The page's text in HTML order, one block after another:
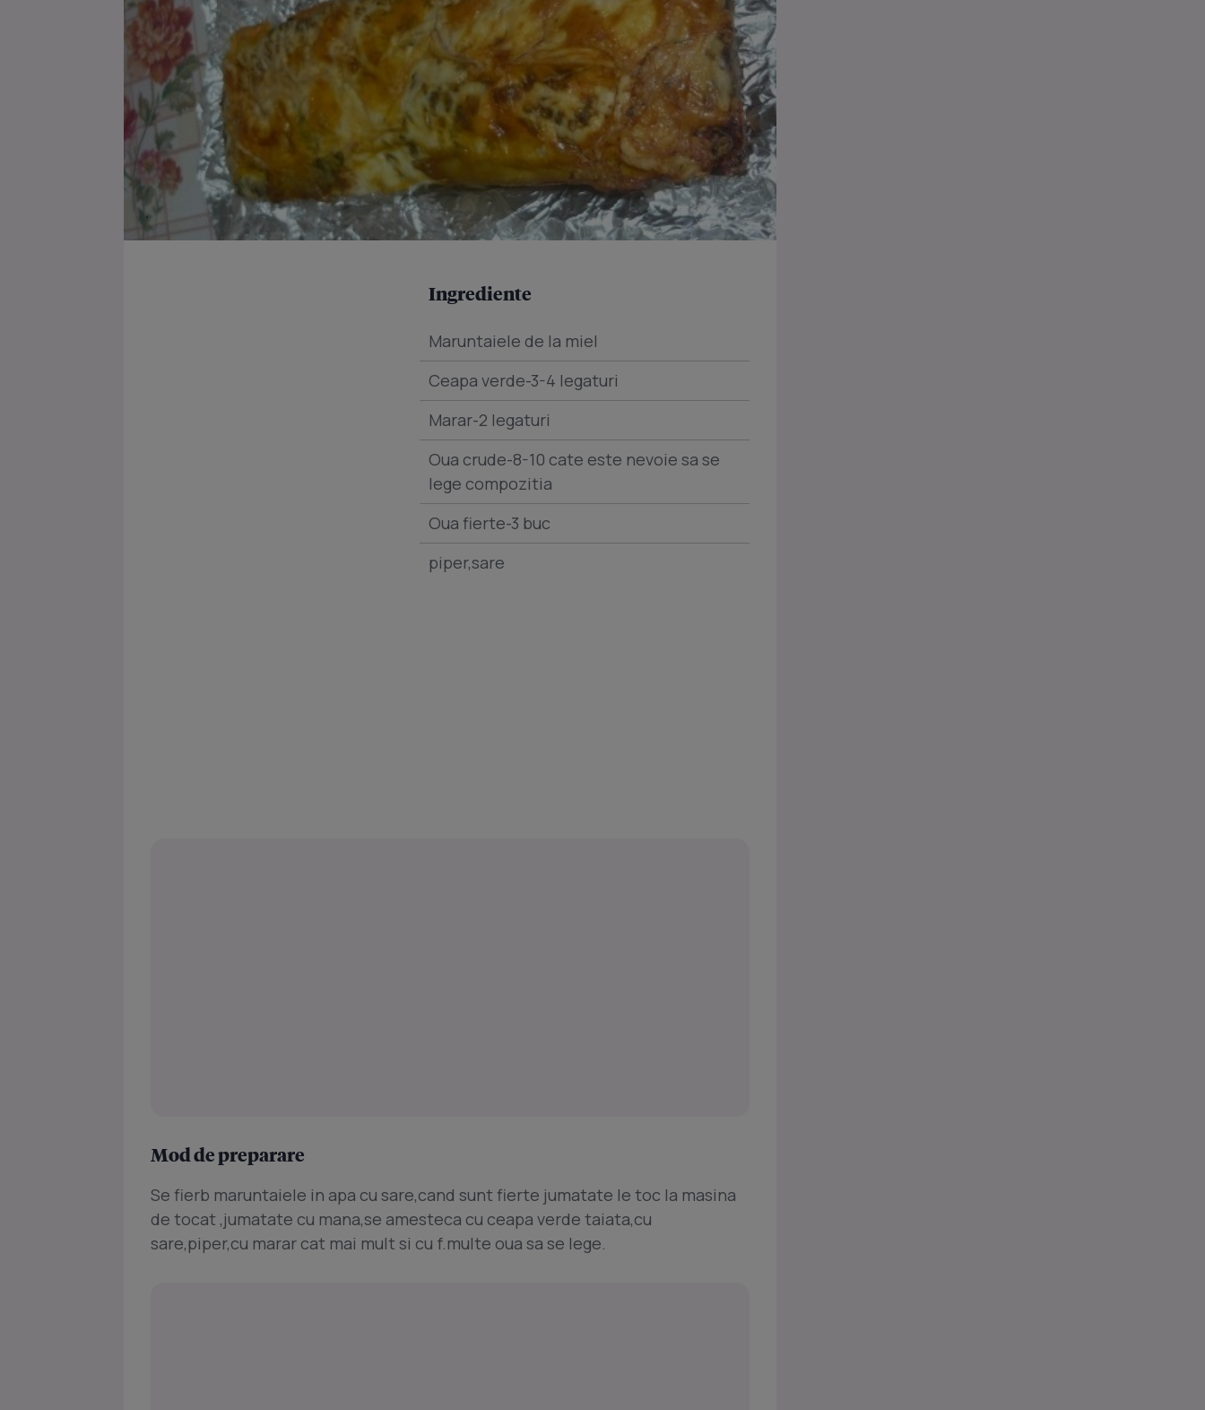
Ingrediente
Maruntaiele de la miel
Ceapa verde-3-4 legaturi
Marar-2 legaturi
Oua crude-8-10 cate este nevoie sa se
lege compozitia
Oua fierte-3 buc
piper,sare
Mod de preparare
Se fierb maruntaiele in apa cu sare,cand sunt fierte jumatate le toc la masina
de tocat ,jumatate cu mana,se amesteca cu ceapa verde taiata,cu
sare,piper,cu marar cat mai mult si cu f.multe oua sa se lege.